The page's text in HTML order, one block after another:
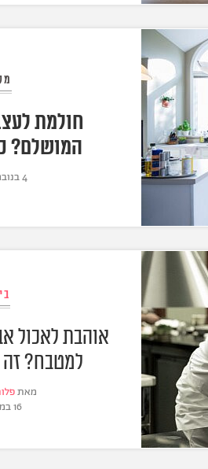
חולמת
המושלם?
4 בנובמבר 2019
אוהבת לאכול
למטבח?
מאת
16 במאי 2019